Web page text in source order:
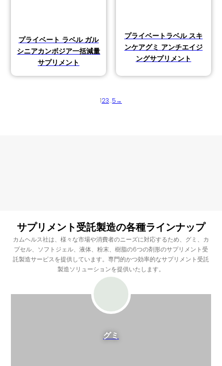
プライベート ラベル ガル
シニアカンボジア一括減量
サプリメント
プライベートラベル スキ
ンケアグミ アンチエイジ
ングサプリメント
123...5→
サプリメント受託製造の各種ラインナップ
カムヘルス社は、様々な市場や消費者のニーズに対応するため、グミ、カ
プセル、ソフトジェル、液体、粉末、樹脂の6つの剤形のサプリメント受
託製造サービスを提供しています。専門的かつ効率的なサプリメント受託
製造ソリューションを提供いたします。
グミ